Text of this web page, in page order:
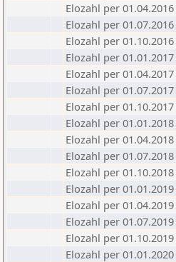
Elozahl per 01.04.2016
Elozahl per 01.07.2016
Elozahl per 01.10.2016
Elozahl per 01.01.2017
Elozahl per 01.04.2017
Elozahl per 01.07.2017
Elozahl per 01.10.2017
Elozahl per 01.01.2018
Elozahl per 01.04.2018
Elozahl per 01.07.2018
Elozahl per 01.10.2018
Elozahl per 01.01.2019
Elozahl per 01.04.2019
Elozahl per 01.07.2019
Elozahl per 01.10.2019
Elozahl per 01.01.2020